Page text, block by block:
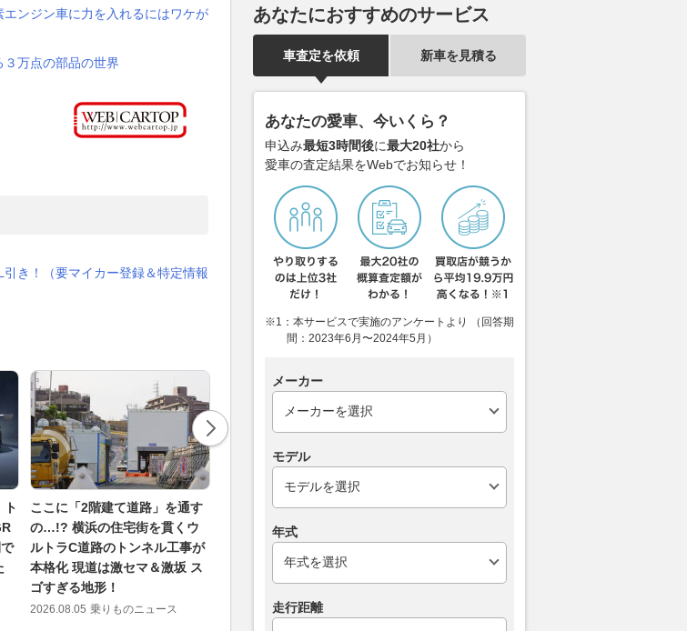
ンジン車に力を入れるにはワケが
万点の部品の世界
き！（要マイカー登録＆特定情報
ト
ここに「2階建て道路」を通す
の…!? 横浜の住宅街を貫くウ
ルトラC道路のトンネル工事が
本格化 現道は激セマ＆激坂 ス
ゴすぎる地形！
2026.08.05 乗りものニュース
「いくらなんでも大げさ過
ぎ…」BMWに嘲笑された“190
E 2.5-16 エボII”。オークショ
ンでは意外な価格に。おじさん
達が少年だった頃の憧れのクル
マを深堀り
ミツオカ「新型スポーツカー」
を公開
くるまのニュース
あなたにおすすめのサービス
車査定を依頼 新車を見積る
あなたの愛車、今いくら？
申込み最短3時間後に最大20社から
愛車の査定結果をWebでお知らせ！
※1：本サービスで実施のアンケートより （回答期
間：2023年6月〜2024年5月）
メーカー
モデル
年式
走行距離